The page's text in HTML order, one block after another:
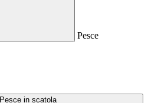
Pesce
Pesce in scatola